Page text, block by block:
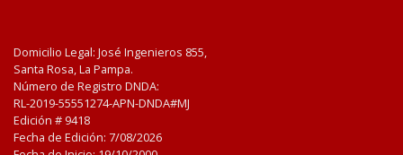
Domicilio Legal: José Ingenieros 855,
Santa Rosa, La Pampa.
Número de Registro DNDA:
RL-2019-55551274-APN-DNDA#MJ
Edición # 9418
Fecha de Edición: 7/08/2026